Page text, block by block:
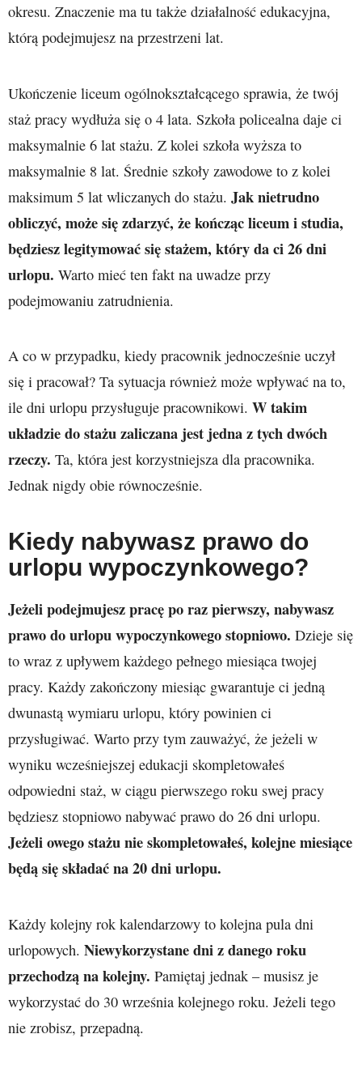
okresu. Znaczenie ma tu także działalność edukacyjna,
którą podejmujesz na przestrzeni lat.
Ukończenie liceum ogólnokształcącego sprawia, że twój
staż pracy wydłuża się o 4 lata. Szkoła policealna daje ci
maksymalnie 6 lat stażu. Z kolei szkoła wyższa to
maksymalnie 8 lat. Średnie szkoły zawodowe to z kolei
maksimum 5 lat wliczanych do stażu. Jak nietrudno
obliczyć, może się zdarzyć, że kończąc liceum i studia,
będziesz legitymować się stażem, który da ci 26 dni
urlopu. Warto mieć ten fakt na uwadze przy
podejmowaniu zatrudnienia.
A co w przypadku, kiedy pracownik jednocześnie uczył
się i pracował? Ta sytuacja również może wpływać na to,
ile dni urlopu przysługuje pracownikowi. W takim
układzie do stażu zaliczana jest jedna z tych dwóch
rzeczy. Ta, która jest korzystniejsza dla pracownika.
Jednak nigdy obie równocześnie.
Kiedy nabywasz prawo do
urlopu wypoczynkowego?
Jeżeli podejmujesz pracę po raz pierwszy, nabywasz
prawo do urlopu wypoczynkowego stopniowo. Dzieje się
to wraz z upływem każdego pełnego miesiąca twojej
pracy. Każdy zakończony miesiąc gwarantuje ci jedną
dwunastą wymiaru urlopu, który powinien ci
przysługiwać. Warto przy tym zauważyć, że jeżeli w
wyniku wcześniejszej edukacji skompletowałeś
odpowiedni staż, w ciągu pierwszego roku swej pracy
będziesz stopniowo nabywać prawo do 26 dni urlopu.
Jeżeli owego stażu nie skompletowałeś, kolejne miesiące
będą się składać na 20 dni urlopu.
Każdy kolejny rok kalendarzowy to kolejna pula dni
urlopowych. Niewykorzystane dni z danego roku
przechodzą na kolejny. Pamiętaj jednak – musisz je
wykorzystać do 30 września kolejnego roku. Jeżeli tego
nie zrobisz, przepadną.